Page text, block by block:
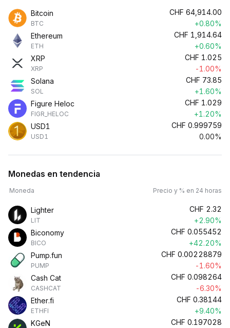
Bitcoin
BTC
CHF 64,914.00
+0.80%
Ethereum
ETH
CHF 1,914.64
+0.60%
XRP
XRP
CHF 1.025
-1.00%
Solana
SOL
CHF 73.85
+1.60%
Figure Heloc
FIGR_HELOC
CHF 1.029
+1.20%
USD1
USD1
CHF 0.999759
0.00%
Monedas en tendencia
Moneda Precio y % en 24 horas
Lighter
LIT
CHF 2.32
+2.90%
Biconomy
BICO
CHF 0.055452
+42.20%
Pump.fun
PUMP
CHF 0.00228879
-1.60%
Cash Cat
CASHCAT
CHF 0.098264
-6.30%
Ether.fi
ETHFI
CHF 0.38144
+9.40%
KGeN
CHF 0.197028